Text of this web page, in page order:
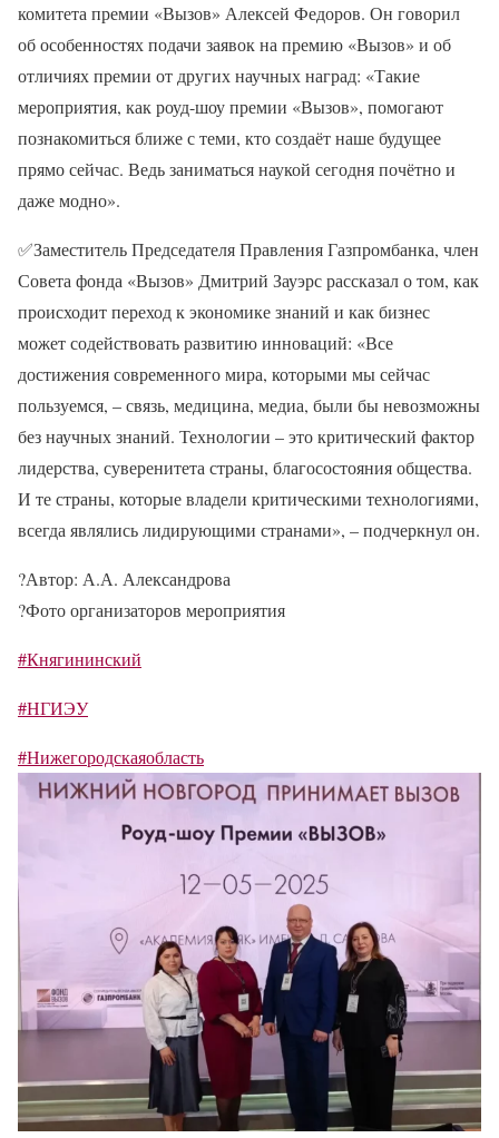
комитета премии «Вызов» Алексей Федоров. Он говорил
об особенностях подачи заявок на премию «Вызов» и об
отличиях премии от других научных наград: «Такие
мероприятия, как роуд-шоу премии «Вызов», помогают
познакомиться ближе с теми, кто создаёт наше будущее
прямо сейчас. Ведь заниматься наукой сегодня почётно и
даже модно».
✅Заместитель Председателя Правления Газпромбанка, член
Совета фонда «Вызов» Дмитрий Зауэрс рассказал о том, как
происходит переход к экономике знаний и как бизнес
может содействовать развитию инноваций: «Все
достижения современного мира, которыми мы сейчас
пользуемся, – связь, медицина, медиа, были бы невозможны
без научных знаний. Технологии – это критический фактор
лидерства, суверенитета страны, благосостояния общества.
И те страны, которые владели критическими технологиями,
всегда являлись лидирующими странами», – подчеркнул он.
?Автор: А.А. Александрова
?Фото организаторов мероприятия
#Княгининский
#НГИЭУ
#Нижегородскаяобласть